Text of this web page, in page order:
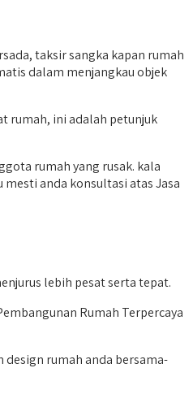
taksir sangka kapan rumah
dalam menjangkau objek
rumah, ini adalah petunjuk
rumah yang rusak. kala
anda konsultasi atas Jasa
lebih pesat serta tepat.
Rumah Terpercaya
rumah anda bersama-